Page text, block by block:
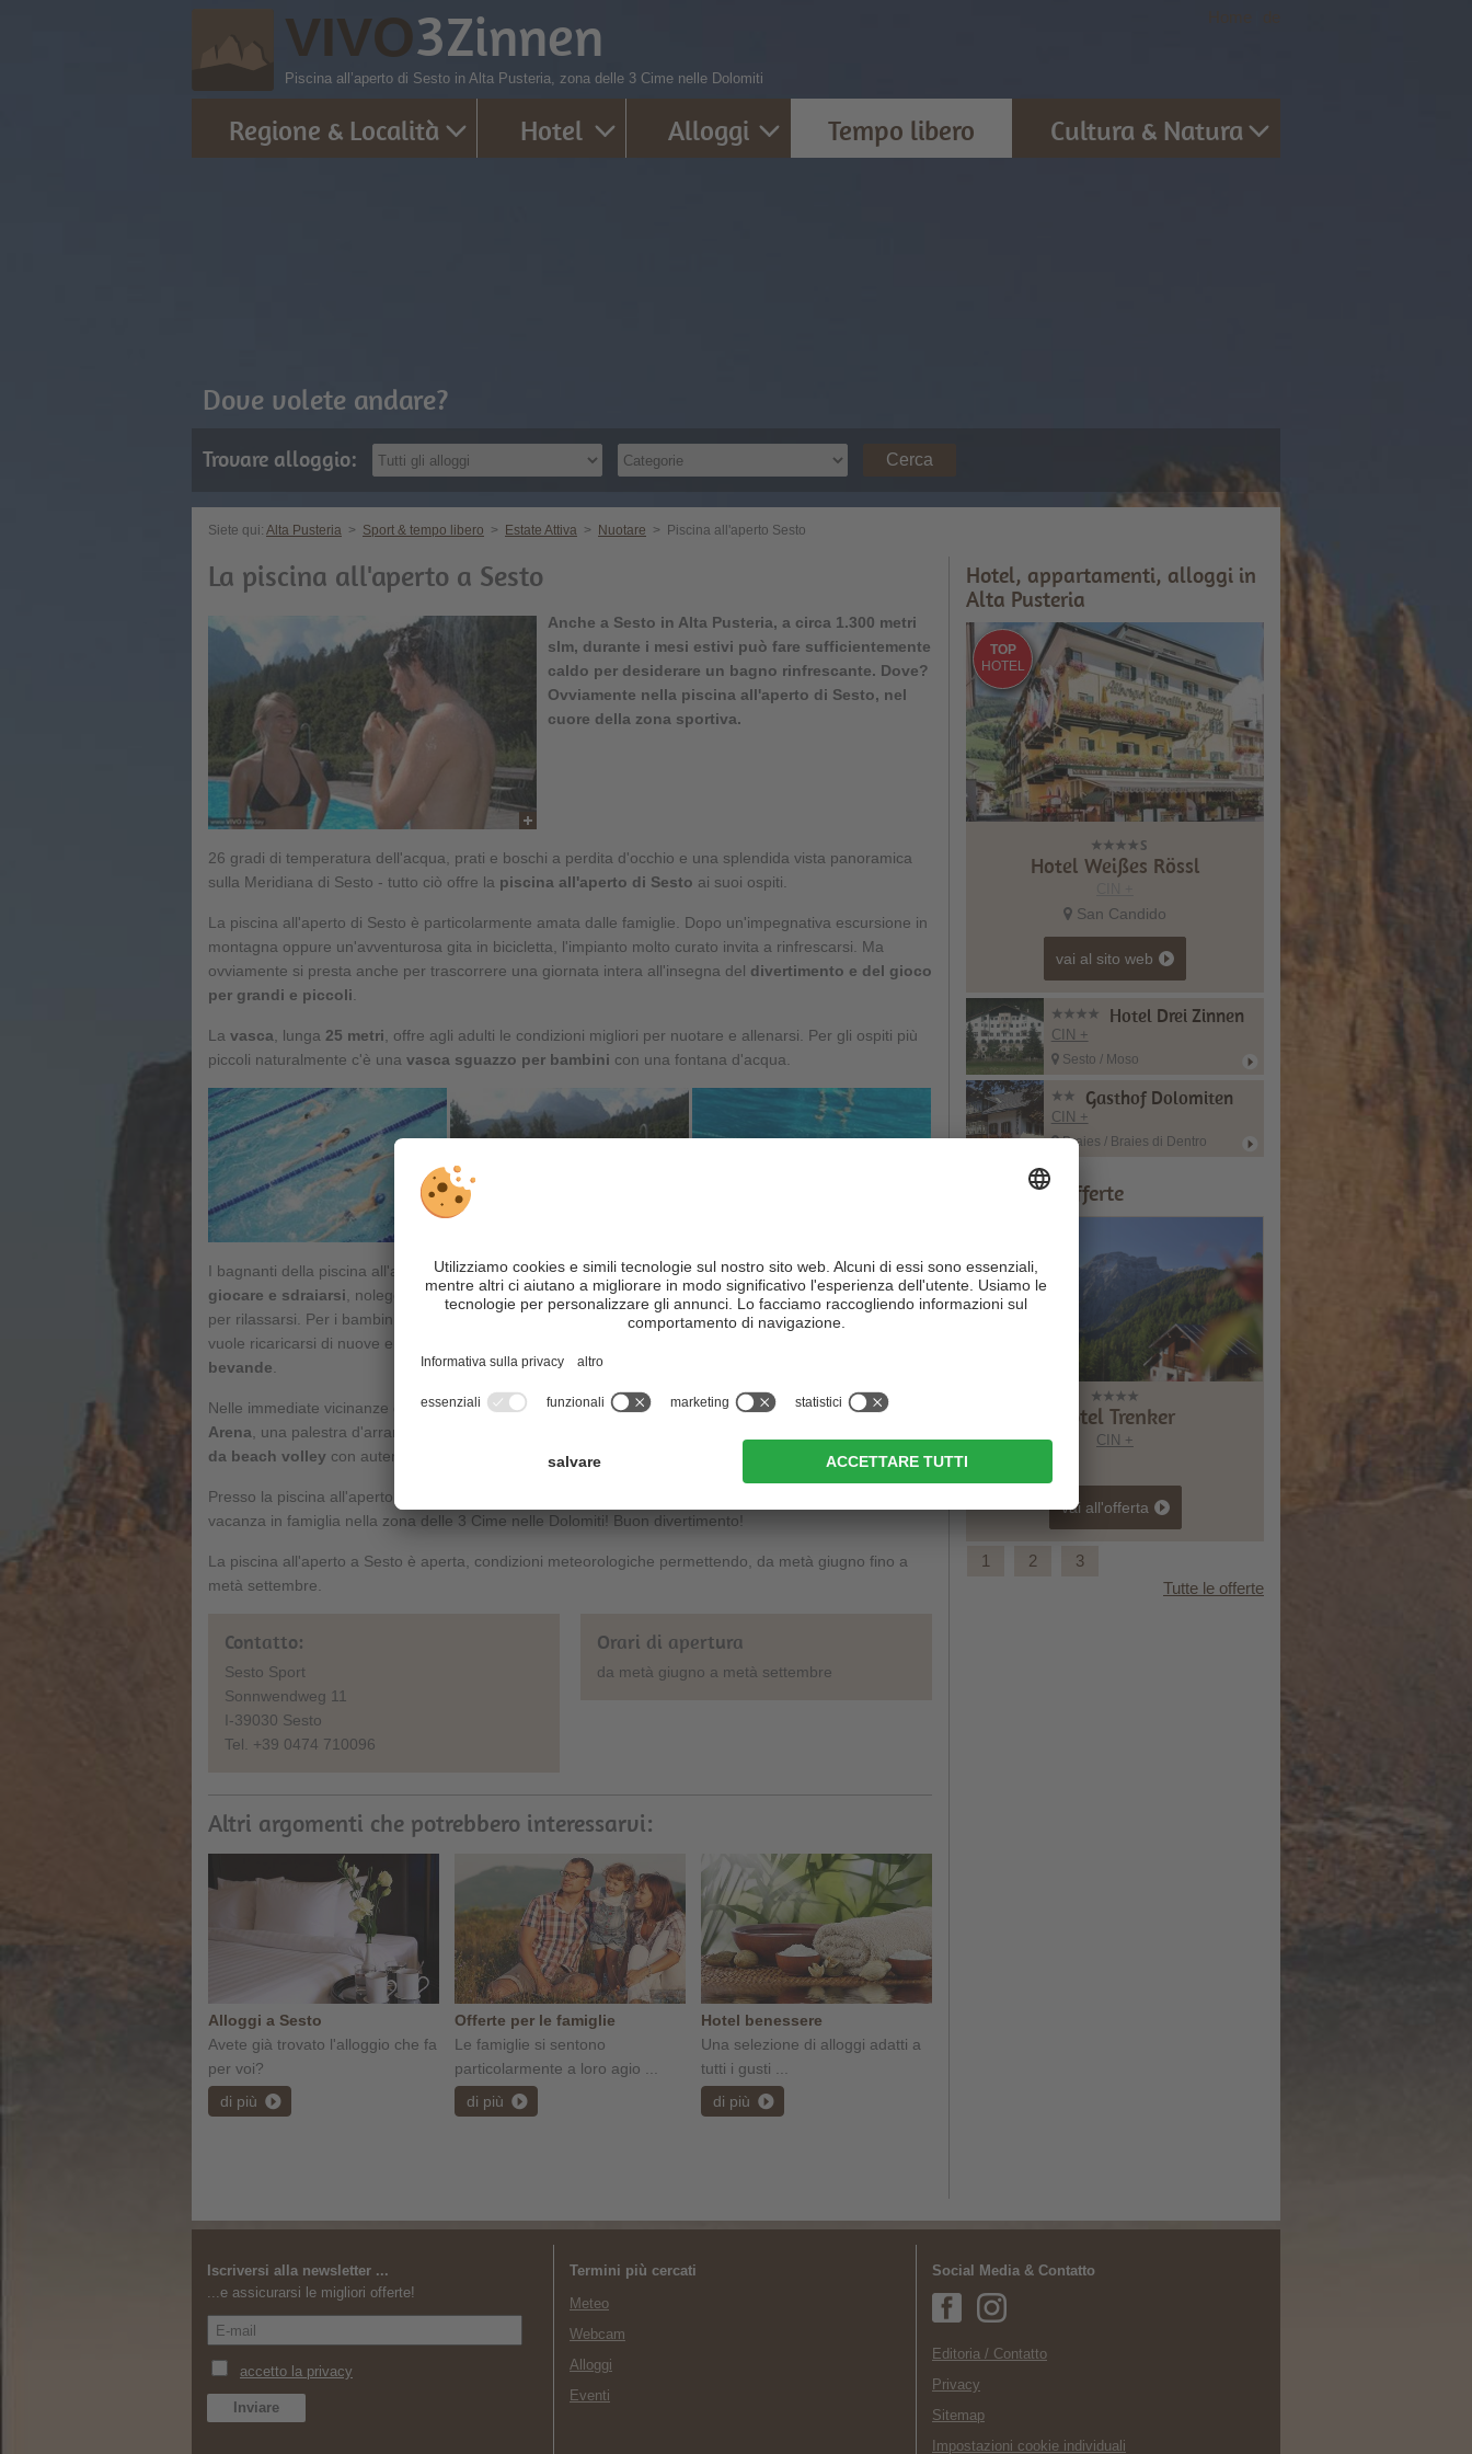
VIVO3Zinnen
Piscina all’aperto di Sesto in Alta Pusteria, zona delle 3 Cime nelle Dolomiti
Dove volete andare?
Trovare alloggio: Cerca
Regione & Località Hotel Alloggi Tempo libero Cultura & Natura
Siete qui: Alta Pusteria > Sport & tempo libero > Estate Attiva > Nuotare > Piscina all'aperto Sesto
La piscina all'aperto a Sesto
Anche a Sesto in Alta Pusteria, a circa 1.300 metri
slm, durante i mesi estivi può fare sufficientemente
caldo per desiderare un bagno rinfrescante. Dove?
Ovviamente nella piscina all'aperto di Sesto, nel
cuore della zona sportiva.
26 gradi di temperatura dell'acqua, prati e boschi a perdita d'occhio e una splendida vista panoramica
sulla Meridiana di Sesto - tutto ciò offre la piscina all'aperto di Sesto ai suoi ospiti.
La piscina all'aperto di Sesto è particolarmente amata dalle famiglie. Dopo un'impegnativa escursione in
montagna oppure un'avventurosa gita in bicicletta, l'impianto molto curato invita a rinfrescarsi. Ma
ovviamente si presta anche per trascorrere una giornata intera all'insegna del divertimento e del gioco
per grandi e piccoli
La vasca , lunga 25 metri , offre agli adulti le condizioni migliori per nuotare e allenarsi. Per gli ospiti più
piccoli naturalmente c'è una vasca sguazzo per bambini con una fontana d'acqua.
I bagnanti della piscina all'aperto a Sesto si possono rilassare sulgrande prato, sul quale poter
giocare e sdraiarsi , noleggio sdraio incluso. Soprattutto per le famiglie ci sono molte zone ombreggiate
per rilassarsi. Per i bambini c'è un piccolo parco giochi con altalene e scivolo. E chi, dopo tanta attività,
vuole ricaricarsi di nuove energie, può recarsi al bar “
bevande
Nelle immediate vicinanze della piscina aSesto ci sono quattrocampi da tennis, la famosaDolomiten
Arena , una palestra d'arrampicata indoor, un
da beach volley con autentica sabbia di mare.
Presso la piscina all'aperto di Sesto si trova esattamente tutto ciò che si cerca per un’emozionante
vacanza in famiglia nella zona delle 3 Cime nelle Dolomiti! Buon divertimento!
La piscina all'aperto a Sesto è aperta, condizioni meteorologiche permettendo, da metà giugno fino a
metà settembre.
Orari di apertura
da metà giugno a metà settembre
Contatto:
Sesto Sport
Sonnwendweg 11
I-39030 Sesto
Tel. +39 0474 710096
Altri argomenti che potrebbero interessarvi:
Alloggi a Sesto
Avete già trovato l'alloggio che fa
per voi?
di più
Offerte per le famiglie
Le famiglie si sentono
particolarmente a loro agio ...
di più
Hotel benessere
Una selezione di alloggi adatti a
tutti i gusti ...
di più
Hotel, appartamenti, alloggi in
Alta Pusteria
TOP
HOTEL
Hotel Weißes Rössl
San Candido
vai al sito web
Hotel Drei Zinnen
CIN +
Sesto / Moso
Gasthof Dolomiten
CIN +
Braies / Braies di Dentro
Consigli & Offerte
Hotel Trenker
CIN +
vai all'offerta
1 2
3
Tutte le offerte
Iscriversi alla newsletter ...
...e assicurarsi le migliori offerte!
Termini più cercati
Meteo
Webcam
Alloggi
Eventi
Social Media & Contatto
Editoria / Contatto
Privacy
Sitemap
Impostazioni cookie individuali